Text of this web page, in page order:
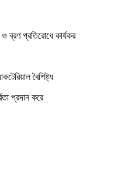
প্রতিরোধে কার্যকর
বৈশিষ্ট্য
প্রদান করে